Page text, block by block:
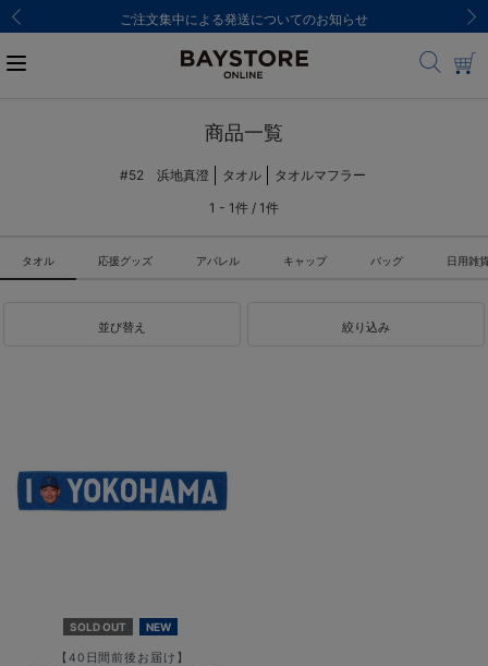
ご注文集中による発送についてのお知らせ
商品一覧
#52 浜地真澄 タオル
タオルマフラー
1 - 1件 / 1件
タオル 応援グッズ アパレル キャップ バッグ 日用雑
並び替え 絞り込み
SOLD OUT NEW
【40日間前後お届け】